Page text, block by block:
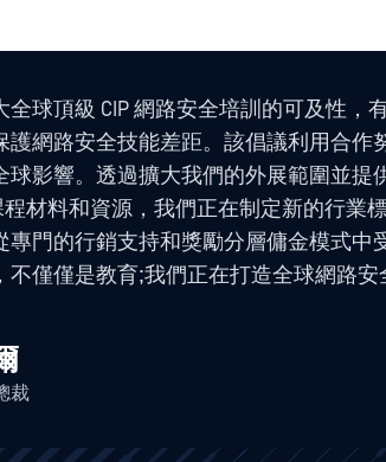
球頂級 CIP 網路安全培訓的可及性，
護網路安全技能差距。該倡議利用合作
球影響。透過擴大我們的外展範圍並提
程材料和資源，我們正在制定新的行業標
專門的行銷支持和獎勵分層傭金模式中
不僅僅是教育;我們正在打造全球網路安
裁